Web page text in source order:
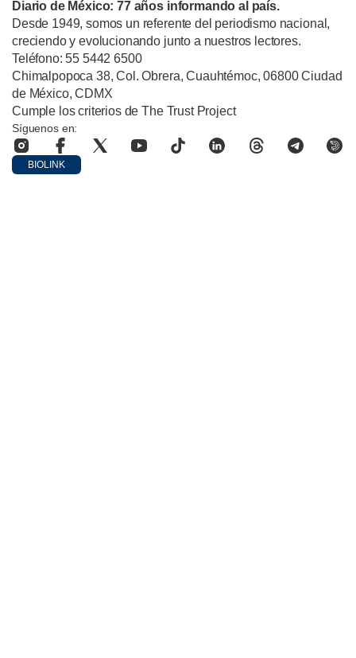
Diario de México: 77 años informando al país.
Desde 1949, somos un referente del periodismo nacional,
creciendo y evolucionando junto a nuestros lectores.
Teléfono: 55 5442 6500
Chimalpopoca 38, Col. Obrera, Cuauhtémoc, 06800 Ciudad
de México, CDMX
Cumple los criterios de The Trust Project
Síguenos en:
BIOLINK